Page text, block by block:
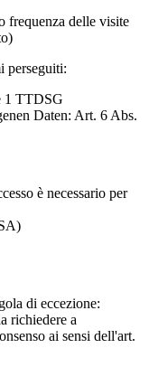
frequenza delle visite
perseguiti:
1 TTDSG
Daten: Art. 6 Abs.
è necessario per
di eccezione:
richiedere a
ai sensi dell'art.